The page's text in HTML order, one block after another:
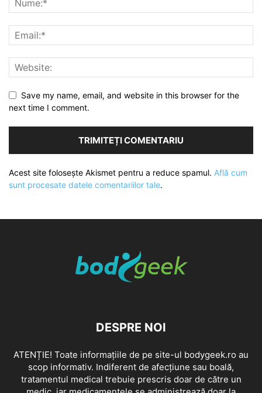
Save my name, email, and website in this browser for the
next time I comment.
Acest site folosește Akismet pentru a reduce spamul. Află cum
sunt procesate datele comentariilor tale.
DESPRE NOI
ATENȚIE! Toate informațiile de pe site-ul bodygeek.ro au
scop informativ. Indiferent de afecțiune sau boală,
tratamentul medical trebuie prescris doar de către un